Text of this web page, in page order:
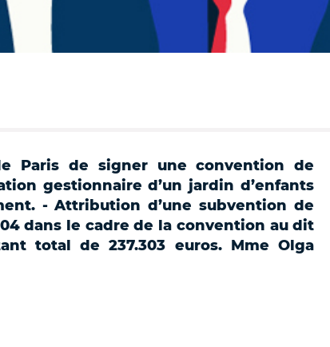
Paris de signer une convention de
gestionnaire d’un jardin d’enfants
- Attribution d’une subvention de
dans le cadre de la convention au dit
total de 237.303 euros. Mme Olga